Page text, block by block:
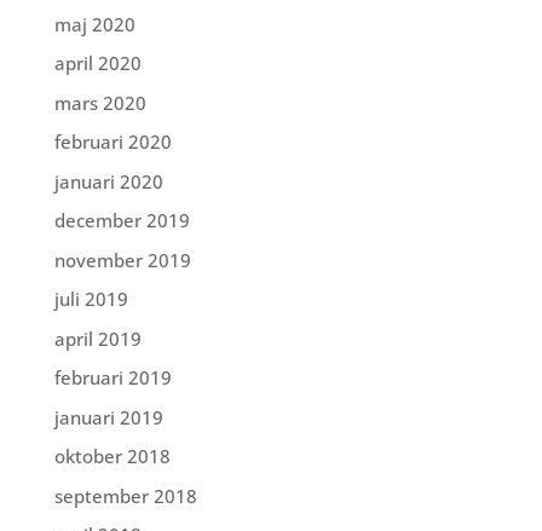
maj 2020
april 2020
mars 2020
februari 2020
januari 2020
december 2019
november 2019
juli 2019
april 2019
februari 2019
januari 2019
oktober 2018
september 2018